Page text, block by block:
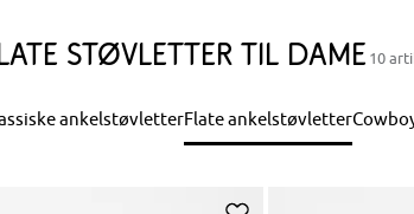
støvletter til dame 10
ankelstøvletterFlate ankelstøvletter